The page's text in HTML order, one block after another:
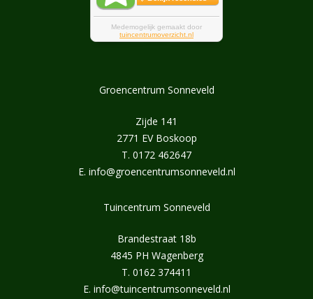
Groencentrum Sonneveld
Zijde 141
2771 EV Boskoop
T. 0172 462647
E. info@groencentrumsonneveld.nl
Tuincentrum Sonneveld
Brandestraat 18b
4845 PH Wagenberg
T. 0162 374411
E. info@tuincentrumsonneveld.nl